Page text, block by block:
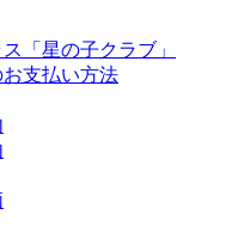
「星の子クラブ」
支払い方法